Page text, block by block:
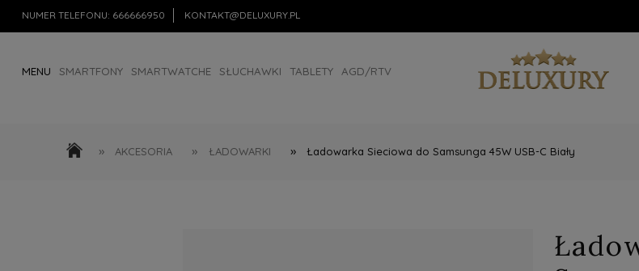
NUMER TELEFONU: 666666950 KONTAKT@DELUXURY.PL
MENU SMARTFONY SMARTWATCHE SŁUCHAWKI TABLETY AGD/RTV
» AKCESORIA » ŁADOWARKI » Ładowarka Sieciowa do Samsunga 45W USB-C Biały